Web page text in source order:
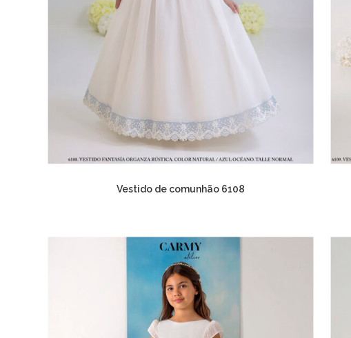
Vestido de comunhão 6108